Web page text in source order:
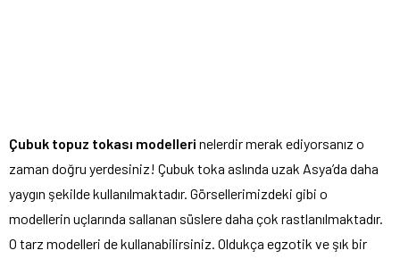
Çubuk topuz tokası modelleri nelerdir merak ediyorsanız o
zaman doğru yerdesiniz! Çubuk toka aslında uzak Asya’da daha
yaygın şekilde kullanılmaktadır. Görsellerimizdeki gibi o
modellerin uçlarında sallanan süslere daha çok rastlanılmaktadır.
O tarz modelleri de kullanabilirsiniz. Oldukça egzotik ve şık bir